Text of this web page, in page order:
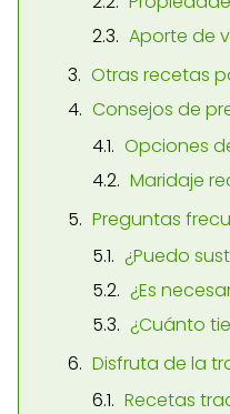
Aporte de
Otras recetas
Consejos de
Opciones
Maridaje
Preguntas
¿Puedo
¿Es
¿Cuánto
Disfruta de la
Recetas